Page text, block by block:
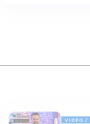
VIDÉO